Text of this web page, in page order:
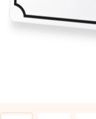
Erstelle etwas
ihrem Namen,
Herzen. Kein